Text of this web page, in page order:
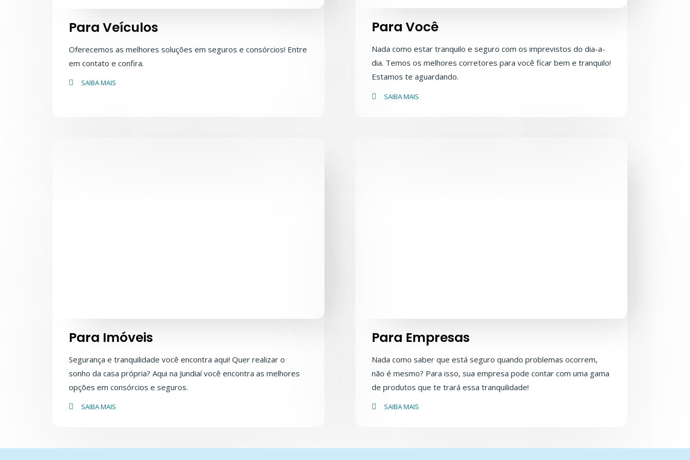
Para Veículos
Oferecemos as melhores soluções em seguros e consórcios! Entre
em contato e confira.
SAIBA MAIS
Para Você
Nada como estar tranquilo e seguro com os imprevistos do dia-a-
dia. Temos os melhores corretores para você ficar bem e tranquilo!
Estamos te aguardando.
SAIBA MAIS
Para Imóveis
Segurança e tranquilidade você encontra aqui! Quer realizar o
sonho da casa própria? Aqui na Jundiaí você encontra as melhores
opções em consórcios e seguros.
SAIBA MAIS
Para Empresas
Nada como saber que está seguro quando problemas ocorrem,
não é mesmo? Para isso, sua empresa pode contar com uma gama
de produtos que te trará essa tranquilidade!
SAIBA MAIS